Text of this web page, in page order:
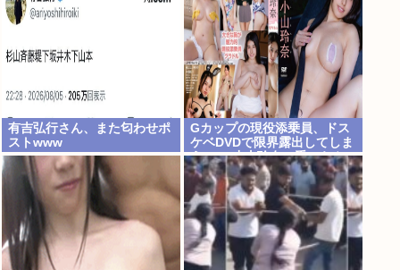
有吉弘行さん、また匂わせポ
ストwww
Gカップの現役添乗員、ドス
ケベDVDで限界露出してしま
うwww小山玲奈、手ぶらや
極小ビキニで大放出！！新作
「聖なる山」の動画＆画像ま
とめ！